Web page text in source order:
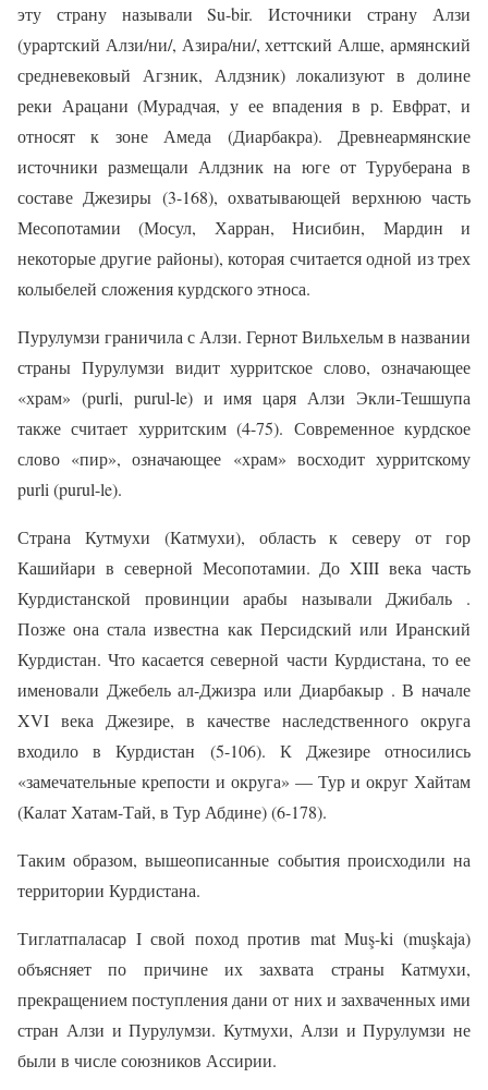
эту страну называли Su-bir. Источники страну Алзи
(урартский Алзи/ни/, Азира/ни/, хеттский Алше, армянский
средневековый Агзник, Алдзник) локализуют в долине
реки Арацани (Мурадчая, у ее впадения в р. Евфрат, и
относят к зоне Амеда (Диарбакра). Древнеармянские
источники размещали Алдзник на юге от Туруберана в
составе Джезиры (3-168), охватывающей верхнюю часть
Месопотамии (Мосул, Харран, Нисибин, Мардин и
некоторые другие районы), которая считается одной из трех
колыбелей сложения курдского этноса.
Пурулумзи граничила с Алзи. Гернот Вильхельм в названии
страны Пурулумзи видит хурритское слово, означающее
«храм» (purli, purul-le) и имя царя Алзи Экли-Тешшупа
также считает хурритским (4-75). Современное курдское
слово «пир», означающее «храм» восходит хурритскому
purli (purul-le).
Страна Кутмухи (Катмухи), область к северу от гор
Кашийари в северной Месопотамии. До XIII века часть
Курдистанской провинции арабы называли Джибаль .
Позже она стала известна как Персидский или Иранский
Курдистан. Что касается северной части Курдистана, то ее
именовали Джебель ал-Джизра или Диарбакыр . В начале
XVI века Джезире, в качестве наследственного округа
входило в Курдистан (5-106). К Джезире относились
«замечательные крепости и округа» — Тур и округ Хайтам
(Калат Хатам-Тай, в Тур Абдине) (6-178).
Таким образом, вышеописанные события происходили на
территории Курдистана.
Тиглатпаласар I свой поход против mat Muş-ki (muşkaja)
объясняет по причине их захвата страны Катмухи,
прекращением поступления дани от них и захваченных ими
стран Алзи и Пурулумзи. Кутмухи, Алзи и Пурулумзи не
были в числе союзников Ассирии.